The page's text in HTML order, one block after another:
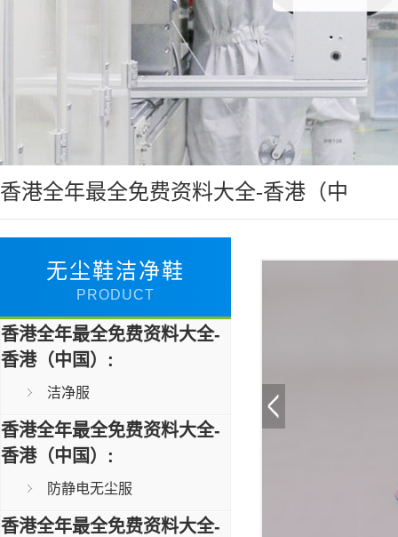
香港全年最全免费资料大全-香港（中
国）:防静电无尘长筒靴
无尘鞋洁净鞋
PRODUCT
香港全年最全免费资料大全-
香港（中国）:
洁净服
香港全年最全免费资料大全-
香港（中国）:
防静电无尘服
香港全年最全免费资料大全-